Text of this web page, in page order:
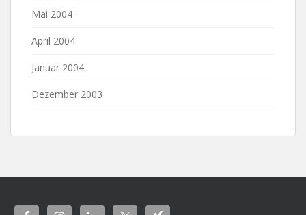
Mai 2004
April 2004
Januar 2004
Dezember 2003